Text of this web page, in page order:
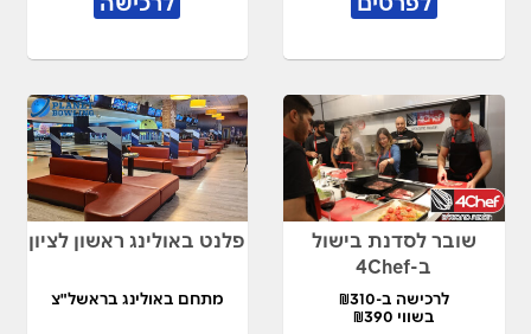
שובר לסדנת בישול
ב-4Chef
לרכישה ב-₪310
בשווי ₪390
פלנט באולינג ראשון לציון
מתחם באולינג בראשל"צ